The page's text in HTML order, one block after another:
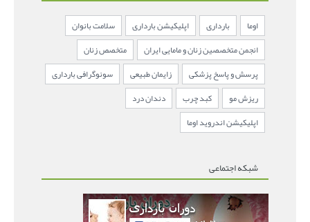
اوما بارداری اپلیکیشن بارداری
سلامت بانوان
انجمن متخصصین زنان و مامایی ایران
متخصص زنان
پرسش و پاسخ پزشکی
زایمان طبیعی
سونوگرافی بارداری
ریزش مو
کبد چرب
دندان درد
اپلیکیشن اندروید اوما
شبکه اجتماعی